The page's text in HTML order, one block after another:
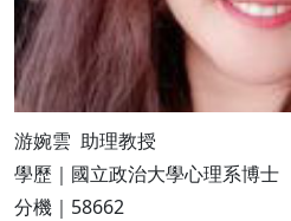
游婉雲 助理教授
學歷｜國立政治大學心理系博士
分機｜58662